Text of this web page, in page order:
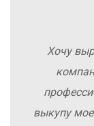
Хочу
выкупу